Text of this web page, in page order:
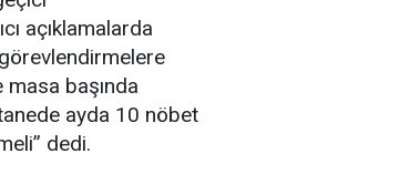
açıklamalarda
başında
ayda 10 nöbet
dedi.